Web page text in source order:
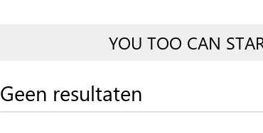
YOU TOO CAN
Geen resultaten